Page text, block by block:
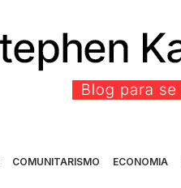
COMUNITARISMO ECONOMIA